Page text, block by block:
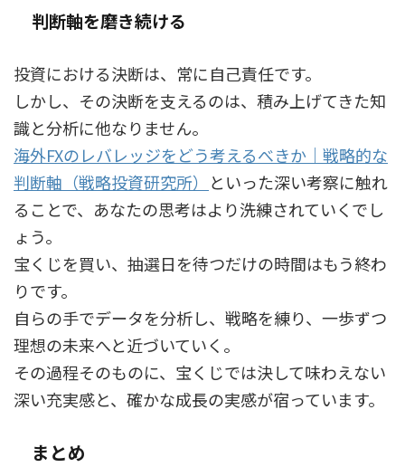
判断軸を磨き続ける
投資における決断は、常に自己責任です。
しかし、その決断を支えるのは、積み上げてきた知
識と分析に他なりません。
海外FXのレバレッジをどう考えるべきか｜戦略的な
判断軸（戦略投資研究所） といった深い考察に触れ
ることで、あなたの思考はより洗練されていくでし
ょう。
宝くじを買い、抽選日を待つだけの時間はもう終わ
りです。
自らの手でデータを分析し、戦略を練り、一歩ずつ
理想の未来へと近づいていく。
その過程そのものに、宝くじでは決して味わえない
深い充実感と、確かな成長の実感が宿っています。
まとめ